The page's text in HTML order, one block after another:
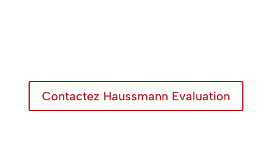
Contactez Haussmann Evaluation